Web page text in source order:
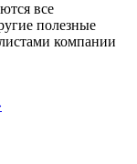
все
полезные
компании